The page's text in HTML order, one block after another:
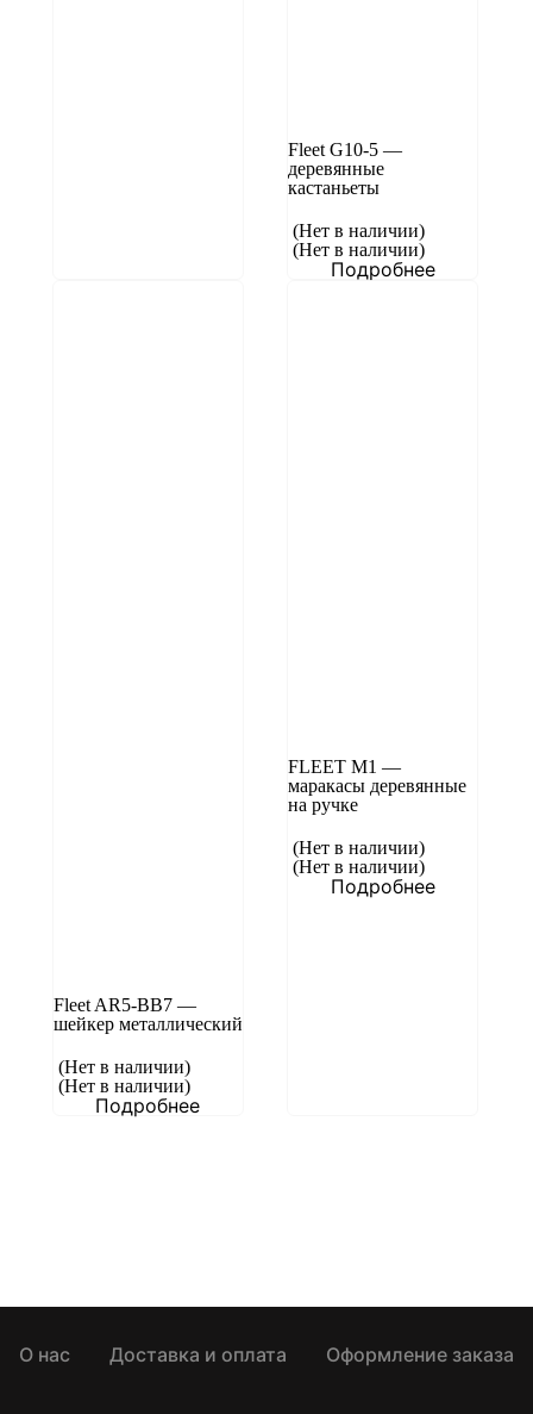
Fleet G10-5 —
деревянные
кастаньеты
(Нет в наличии)
(Нет в наличии)
Подробнее
Fleet AR5-BB7 —
шейкер металлический
(Нет в наличии)
(Нет в наличии)
Подробнее
FLEET M1 —
маракасы деревянные
на ручке
(Нет в наличии)
(Нет в наличии)
Подробнее
О нас Доставка и оплата Оформление заказа